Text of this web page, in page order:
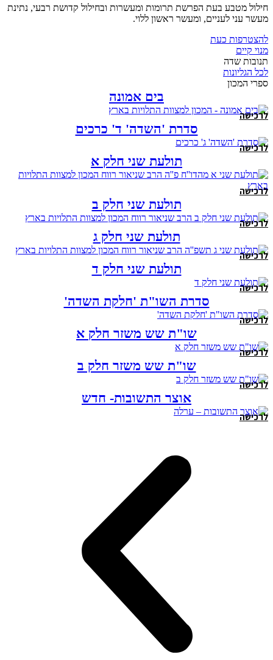
חילול מטבע בעת הפרשת תרומות ומעשרות ובחילול קדושת רבעי, נתינת
מעשר עני לעניים, ומעשר ראשון ללוי.
להצטרפות כעת
מנוי קיים
תנובות שדה
לכל הגליונות
ספרי המכון
בים אמונה
לרכישה
סדרת 'השדה' ד' כרכים
לרכישה
תולעת שני חלק א
לרכישה
תולעת שני חלק ב
לרכישה
תולעת שני חלק ג
לרכישה
תולעת שני חלק ד
לרכישה
סדרת השו"ת 'חלקת השדה'
לרכישה
שו"ת שש משזר חלק א
לרכישה
שו"ת שש משזר חלק ב
לרכישה
אוצר התשובות- חדש
לרכישה